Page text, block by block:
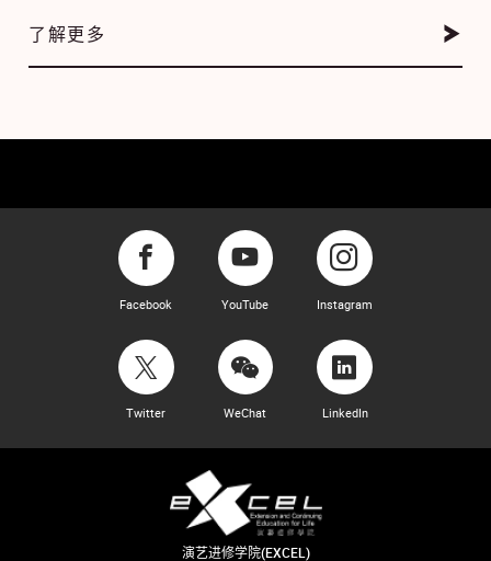
了解更多
Facebook YouTube Instagram
Twitter WeChat LinkedIn
演艺进修学院(EXCEL)